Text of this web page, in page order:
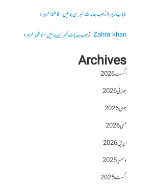
نایاب زہرہازجب جذبات خبر بن جائیں – فاطمۃالزہرہ
Zahra khanازجب جذبات خبر بن جائیں – فاطمۃالزہرہ
Archives
اگست 2026
جولائی 2026
جون 2026
مئی 2026
اپریل 2026
دسمبر 2025
اگست 2025